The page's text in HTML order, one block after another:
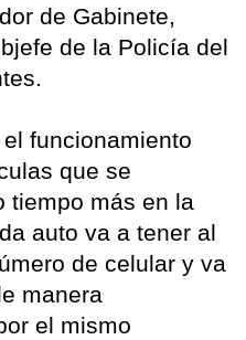
de Gabinete,
de la Policía del
funcionamiento
que se
tiempo más en la
auto va a tener al
de celular y va
manera
el mismo